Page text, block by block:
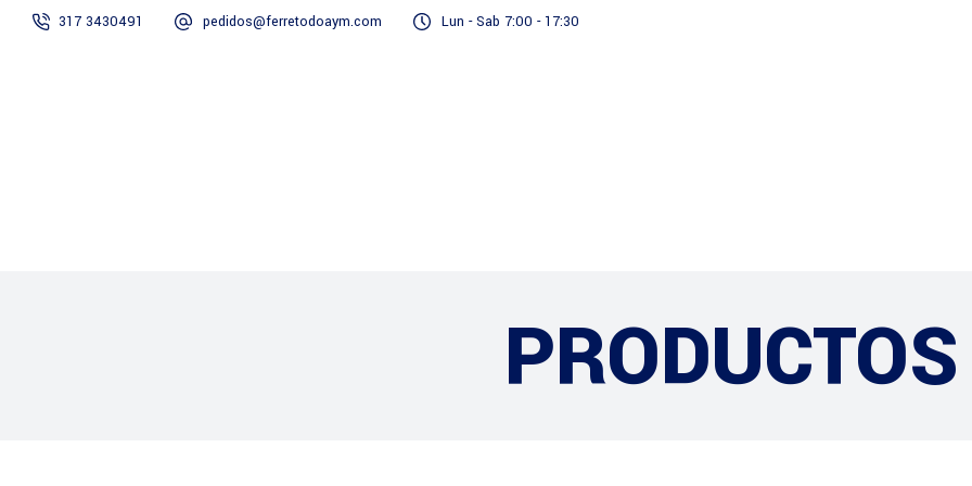
317 3430491 pedidos@ferretodoaym.com Lun - Sab 7:00 - 17:30
PRODUCTOS